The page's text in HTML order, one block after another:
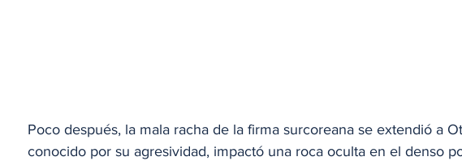
Poco después, la mala racha de la firma surcoreana se extendió a
conocido por su agresividad, impactó una roca oculta en el denso